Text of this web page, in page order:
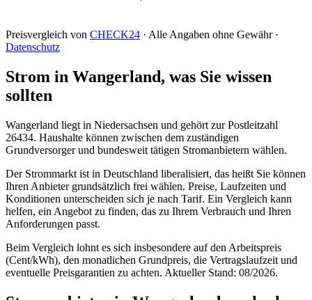
Preisvergleich von CHECK24 · Alle Angaben ohne Gewähr ·
Datenschutz
Strom in Wangerland, was Sie wissen
sollten
Wangerland liegt in Niedersachsen und gehört zur Postleitzahl
26434. Haushalte können zwischen dem zuständigen
Grundversorger und bundesweit tätigen Stromanbietern wählen.
Der Strommarkt ist in Deutschland liberalisiert, das heißt Sie können
Ihren Anbieter grundsätzlich frei wählen. Preise, Laufzeiten und
Konditionen unterscheiden sich je nach Tarif. Ein Vergleich kann
helfen, ein Angebot zu finden, das zu Ihrem Verbrauch und Ihren
Anforderungen passt.
Beim Vergleich lohnt es sich insbesondere auf den Arbeitspreis
(Cent/kWh), den monatlichen Grundpreis, die Vertragslaufzeit und
eventuelle Preisgarantien zu achten. Aktueller Stand: 08/2026.